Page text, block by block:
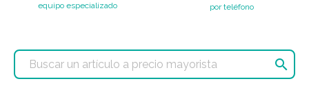
equipo especializado
por teléfono
